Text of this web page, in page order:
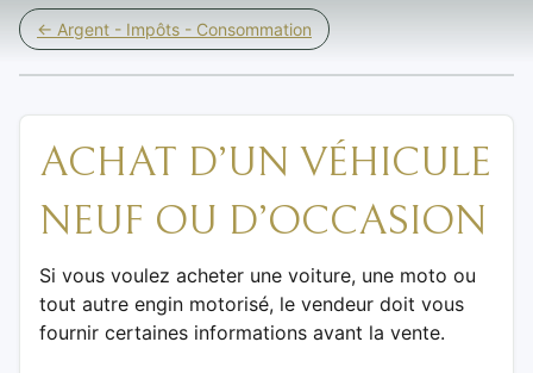
← Argent - Impôts - Consommation
ACHAT D’UN VÉHICULE
NEUF OU D’OCCASION
Si vous voulez acheter une voiture, une moto ou
tout autre engin motorisé, le vendeur doit vous
fournir certaines informations avant la vente.